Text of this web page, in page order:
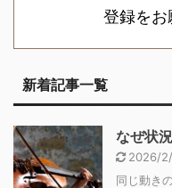
登録をお
新着記事一覧
なぜ状
2026/
同じ動き